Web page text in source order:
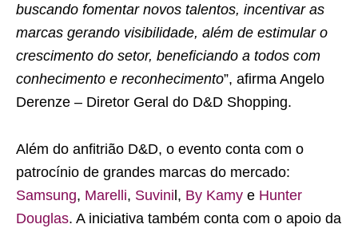
buscando fomentar novos talentos, incentivar as
marcas gerando visibilidade, além de estimular o
crescimento do setor, beneficiando a todos com
conhecimento e reconhecimento”, afirma Angelo
Derenze – Diretor Geral do D&D Shopping.
Além do anfitrião D&D, o evento conta com o
patrocínio de grandes marcas do mercado:
Samsung, Marelli, Suvinil, By Kamy e Hunter
Douglas. A iniciativa também conta com o apoio da